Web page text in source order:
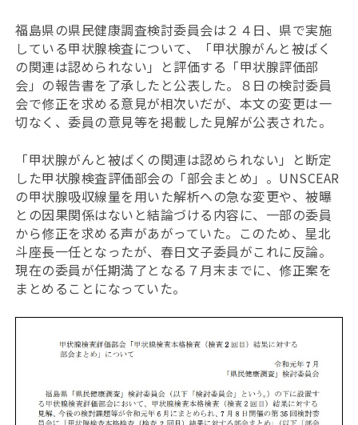
福島県の県民健康調査検討委員会は２４日、県で実施
している甲状腺検査について、「甲状腺がんと被ばく
の関連は認められない」と評価する「甲状腺評価部
会」の報告書を了承したと公表した。８日の検討委員
会で修正を求める意見が相次いだが、本文の変更は一
切なく、委員の意見等を掲載した見解が公表された。
「甲状腺がんと被ばくの関連は認められない」と断定
した甲状腺検査評価部会の「部会まとめ」。UNSCEAR
の甲状腺吸収線量を用いた解析への急な変更や、被曝
との因果関係はないと結論づける内容に、一部の委員
から修正を求める声があがっていた。このため、星北
斗座長一任となったが、春日文子委員がこれに反論。
現在の委員が任期満了となる７月末までに、修正案を
まとめることになっていた。